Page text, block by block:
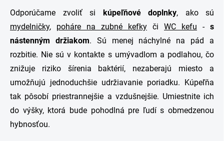
Odporúčame zvoliť si kúpeľňové doplnky, ako sú
mydelničky, poháre na zubné kefky či WC kefu - s
nástenným držiakom. Sú menej náchylné na pád a
rozbitie. Nie sú v kontakte s umývadlom a podlahou, čo
znižuje riziko šírenia baktérií, nezaberajú miesto a
umožňujú jednoduchšie udržiavanie poriadku. Kúpeľňa
tak pôsobí priestrannejšie a vzdušnejšie. Umiestnite ich
do výšky, ktorá bude pohodlná pre ľudí s obmedzenou
hybnosťou.